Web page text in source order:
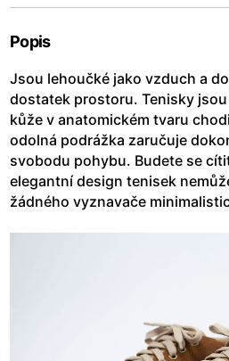
Popis
Jsou lehoučké jako vzduch a
dostatek prostoru. Tenisky
kůže v anatomickém tvaru
odolná podrážka zaručuje
svobodu pohybu. Budete se
elegantní design tenisek
žádného vyznavače